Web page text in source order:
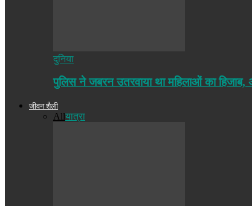
दुनिया
पुलिस ने जबरन उतरवाया था महिलाओं का हिजाब,
जीवन शैली
Allयात्रा